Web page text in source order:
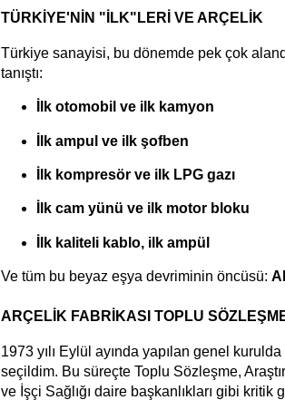
TÜRKİYE'NİN "İLK"LERİ VE ARÇELİK
Türkiye sanayisi, bu dönemde pek çok
tanıştı:
İlk otomobil ve ilk kamyon
İlk ampul ve ilk şofben
İlk kompresör ve ilk LPG gazı
İlk cam yünü ve ilk motor bloku
İlk kaliteli kablo, ilk ampül
Ve tüm bu beyaz eşya devriminin öncüsü:
ARÇELİK FABRİKASI TOPLU
1973 yılı Eylül ayında yapılan genel kurulda
seçildim. Bu süreçte Toplu Sözleşme,
ve İşçi Sağlığı daire başkanlıkları gibi kritik